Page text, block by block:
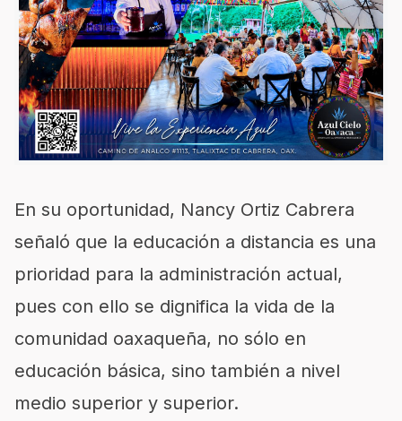
En su oportunidad, Nancy Ortiz Cabrera
señaló que la educación a distancia es una
prioridad para la administración actual,
pues con ello se dignifica la vida de la
comunidad oaxaqueña, no sólo en
educación básica, sino también a nivel
medio superior y superior.